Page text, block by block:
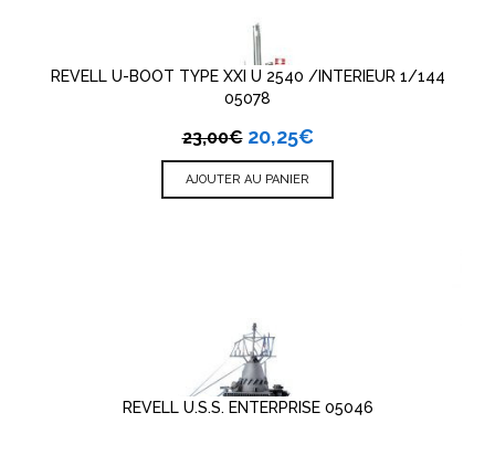
REVELL U-BOOT TYPE XXI U 2540 /INTERIEUR 1/144
05078
23,00€ 20,25€
AJOUTER AU PANIER
REVELL U.S.S. ENTERPRISE 05046